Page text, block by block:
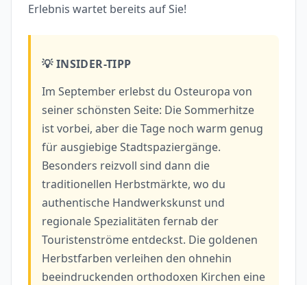
Erlebnis wartet bereits auf Sie!
💡 INSIDER-TIPP
Im September erlebst du Osteuropa von
seiner schönsten Seite: Die Sommerhitze
ist vorbei, aber die Tage noch warm genug
für ausgiebige Stadtspaziergänge.
Besonders reizvoll sind dann die
traditionellen Herbstmärkte, wo du
authentische Handwerkskunst und
regionale Spezialitäten fernab der
Touristenströme entdeckst. Die goldenen
Herbstfarben verleihen den ohnehin
beeindruckenden orthodoxen Kirchen eine